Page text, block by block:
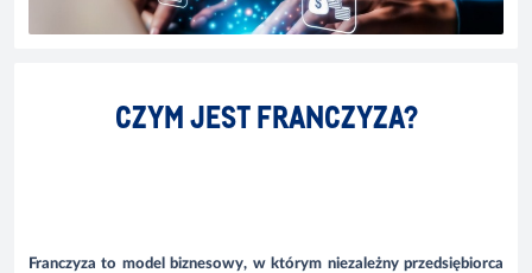
CZYM JEST FRANCZYZA?
Franczyza to model biznesowy, w którym niezależny przedsiębiorca